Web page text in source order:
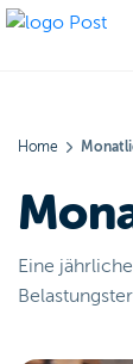
Home
Eine